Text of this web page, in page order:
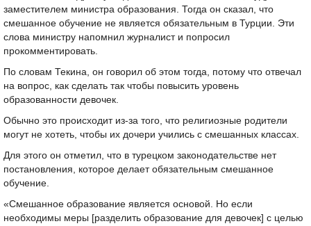
заместителем министра образования. Тогда он сказал, что
смешанное обучение не является обязательным в Турции. Эти
слова министру напомнил журналист и попросил
прокомментировать.
По словам Текина, он говорил об этом тогда, потому что отвечал
на вопрос, как сделать так чтобы повысить уровень
образованности девочек.
Обычно это происходит из-за того, что религиозные родители
могут не хотеть, чтобы их дочери учились с смешанных классах.
Для этого он отметил, что в турецком законодательстве нет
постановления, которое делает обязательным смешанное
обучение.
«Смешанное образование является основой. Но если
необходимы меры [разделить образование для девочек] с целью